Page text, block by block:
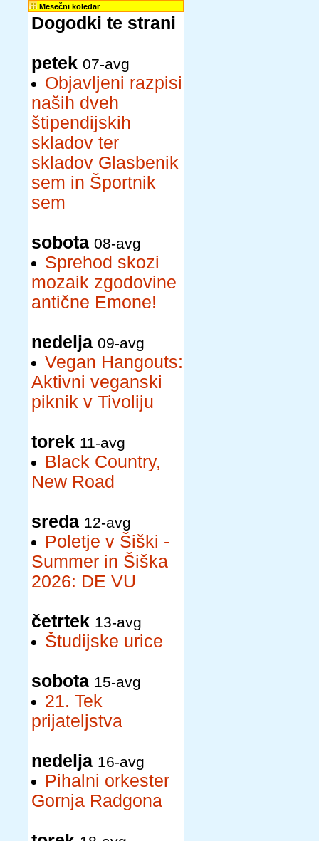
Mesečni koledar
Dogodki te strani
petek 07-avg
Objavljeni razpisi
naših dveh
štipendijskih
skladov ter
skladov Glasbenik
sem in Športnik
sem
sobota 08-avg
Sprehod skozi
mozaik zgodovine
antične Emone!
nedelja 09-avg
Vegan Hangouts:
Aktivni veganski
piknik v Tivoliju
torek 11-avg
Black Country,
New Road
sreda 12-avg
Poletje v Šiški -
Summer in Šiška
2026: DE VU
četrtek 13-avg
Študijske urice
sobota 15-avg
21. Tek
prijateljstva
nedelja 16-avg
Pihalni orkester
Gornja Radgona